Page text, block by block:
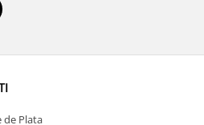
de Plata